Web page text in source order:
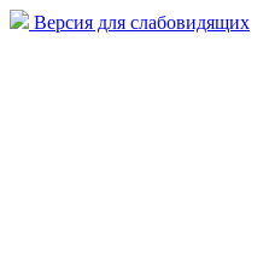
Версия для слабовидящих